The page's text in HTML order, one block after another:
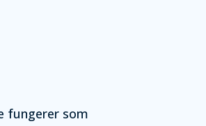
fungerer som